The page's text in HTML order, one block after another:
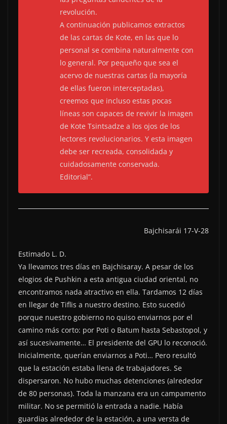
revolución.
A continuación publicamos extractos
de las cartas de Kote, en las que lo
personal se combina naturalmente con
lo general. Por pequeño que sea el
acervo de nuestras cartas (la mayoría
de ellas fueron interceptadas),
creemos que incluso estas pocas
líneas son capaces de revivir la imagen
de Kote Tsintsadze a los ojos de los
lectores revolucionarios. Y esta imagen
debe ser recreada, consolidada y
cuidadosamente conservada.
Editorial”.
Bajchisarái 17-V-28
Estimado L. D.
Ya llevamos tres días en Bajchisaray. A pesar de los
elogios de Pushkin a esta antigua ciudad oriental, no
encontramos nada atractivo en ella. Tardamos 12 días
en llegar de Tiflis a nuestro destino. Esto sucedió
porque nuestro gobierno no quiso enviarnos por el
camino más corto: por Poti o Batum hasta Sebastopol, y
así sucesivamente… El presidente del GPU lo reconoció.
Inicialmente, querían enviarnos a Poti… Pero resultó
que la estación estaba llena de trabajadores. Se
dispersaron. No hubo muchas detenciones (alrededor
de 80 personas). Toda la manzana era un campamento
militar. No se permitió la entrada a nadie. Había
guardias alrededor de la estación, a una versta de